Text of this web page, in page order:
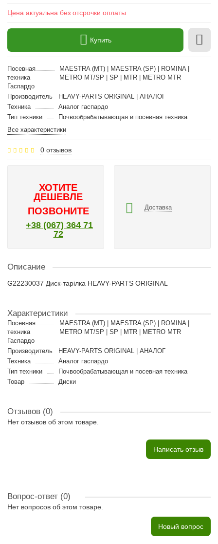
Цена актуальна без отсрочки оплаты
Купить
Посевная
техника
Гаспардо
MAESTRA (MT) | MAESTRA (SP) | ROMINA |
METRO MT/SP | SP | MTR | METRO MTR
Производитель
HEAVY-PARTS ORIGINAL | АНАЛОГ
Техника
Аналог гаспардо
Тип техники
Почвообрабатывающая и посевная техника
Все характеристики
0 отзывов
ХОТИТЕ
ДЕШЕВЛЕ
ПОЗВОНИТЕ
+38 (067) 364 71
72
Доставка
Описание
G22230037 Диск-тарілка HEAVY-PARTS ORIGINAL
Характеристики
Посевная
техника
Гаспардо
MAESTRA (MT) | MAESTRA (SP) | ROMINA |
METRO MT/SP | SP | MTR | METRO MTR
Производитель
HEAVY-PARTS ORIGINAL | АНАЛОГ
Техника
Аналог гаспардо
Тип техники
Почвообрабатывающая и посевная техника
Товар
Диски
Отзывов (0)
Нет отзывов об этом товаре.
Написать отзыв
Вопрос-ответ (0)
Нет вопросов об этом товаре.
Новый вопрос